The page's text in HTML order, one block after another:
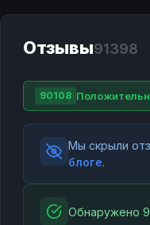
Отзывы91398
90108
Мы скрыли
блоге.
Обнаружено